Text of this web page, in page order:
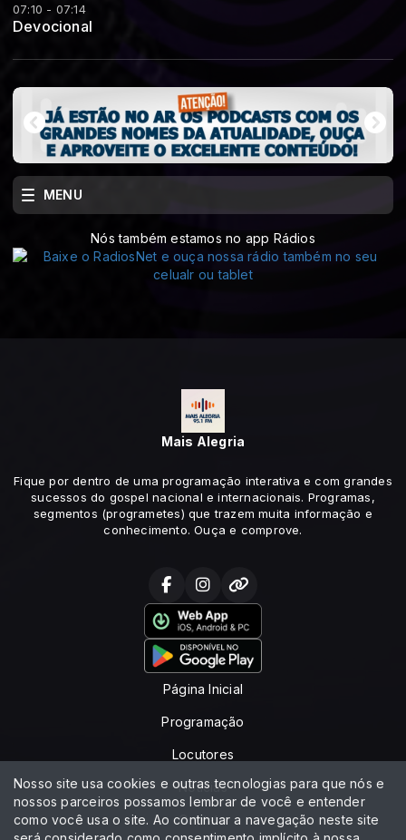
07:10 - 07:14
Devocional
MENU
Nós também estamos no app Rádios
Mais Alegria
Fique por dentro de uma programação interativa e com grandes
sucessos do gospel nacional e internacionais. Programas,
segmentos (programetes) que trazem muita informação e
conhecimento. Ouça e comprove.
Página Inicial
Programação
Locutores
Notícias
Contato
Nosso site usa cookies e outras tecnologias para que nós e
nossos parceiros possamos lembrar de você e entender
como você usa o site. Ao continuar a navegação neste site